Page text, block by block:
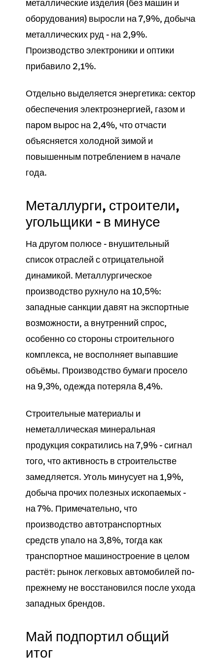
металлические изделия (без машин и
оборудования) выросли на 7,9%, добыча
металлических руд - на 2,9%.
Производство электроники и оптики
прибавило 2,1%.
Отдельно выделяется энергетика: сектор
обеспечения электроэнергией, газом и
паром вырос на 2,4%, что отчасти
объясняется холодной зимой и
повышенным потреблением в начале
года.
Металлурги, строители,
угольщики - в минусе
На другом полюсе - внушительный
список отраслей с отрицательной
динамикой. Металлургическое
производство рухнуло на 10,5%:
западные санкции давят на экспортные
возможности, а внутренний спрос,
особенно со стороны строительного
комплекса, не восполняет выпавшие
объёмы. Производство бумаги просело
на 9,3%, одежда потеряла 8,4%.
Строительные материалы и
неметаллическая минеральная
продукция сократились на 7,9% - сигнал
того, что активность в строительстве
замедляется. Уголь минусует на 1,9%,
добыча прочих полезных ископаемых -
на 7%. Примечательно, что
производство автотранспортных
средств упало на 3,8%, тогда как
транспортное машиностроение в целом
растёт: рынок легковых автомобилей по-
прежнему не восстановился после ухода
западных брендов.
Май подпортил общий
итог